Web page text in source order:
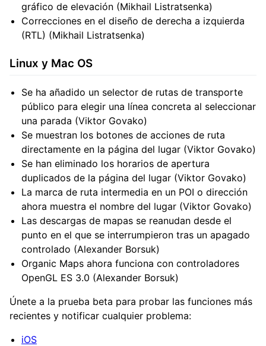
gráfico de elevación (Mikhail Listratsenka)
Correcciones en el diseño de derecha a izquierda
(RTL) (Mikhail Listratsenka)
Linux y Mac OS
Se ha añadido un selector de rutas de transporte
público para elegir una línea concreta al seleccionar
una parada (Viktor Govako)
Se muestran los botones de acciones de ruta
directamente en la página del lugar (Viktor Govako)
Se han eliminado los horarios de apertura
duplicados de la página del lugar (Viktor Govako)
La marca de ruta intermedia en un POI o dirección
ahora muestra el nombre del lugar (Viktor Govako)
Las descargas de mapas se reanudan desde el
punto en el que se interrumpieron tras un apagado
controlado (Alexander Borsuk)
Organic Maps ahora funciona con controladores
OpenGL ES 3.0 (Alexander Borsuk)
Únete a la prueba beta para probar las funciones más
recientes y notificar cualquier problema:
iOS